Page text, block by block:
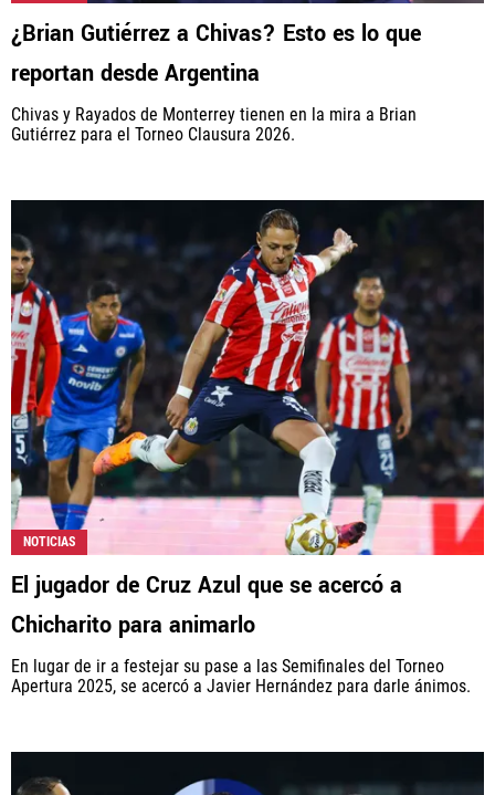
¿Brian Gutiérrez a Chivas? Esto es lo que
reportan desde Argentina
Chivas y Rayados de Monterrey tienen en la mira a Brian
Gutiérrez para el Torneo Clausura 2026.
NOTICIAS
El jugador de Cruz Azul que se acercó a
Chicharito para animarlo
En lugar de ir a festejar su pase a las Semifinales del Torneo
Apertura 2025, se acercó a Javier Hernández para darle ánimos.